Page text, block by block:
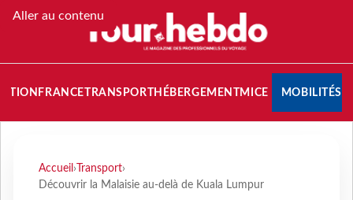
Aller au contenu
FRANCETRANSPORT HÉBERGEMENTMICE MOBILITÉS
Accueil › Transport›
Découvrir la Malaisie au-delà de Kuala Lumpur